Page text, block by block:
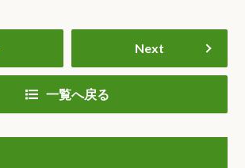
Next
一覧へ戻る